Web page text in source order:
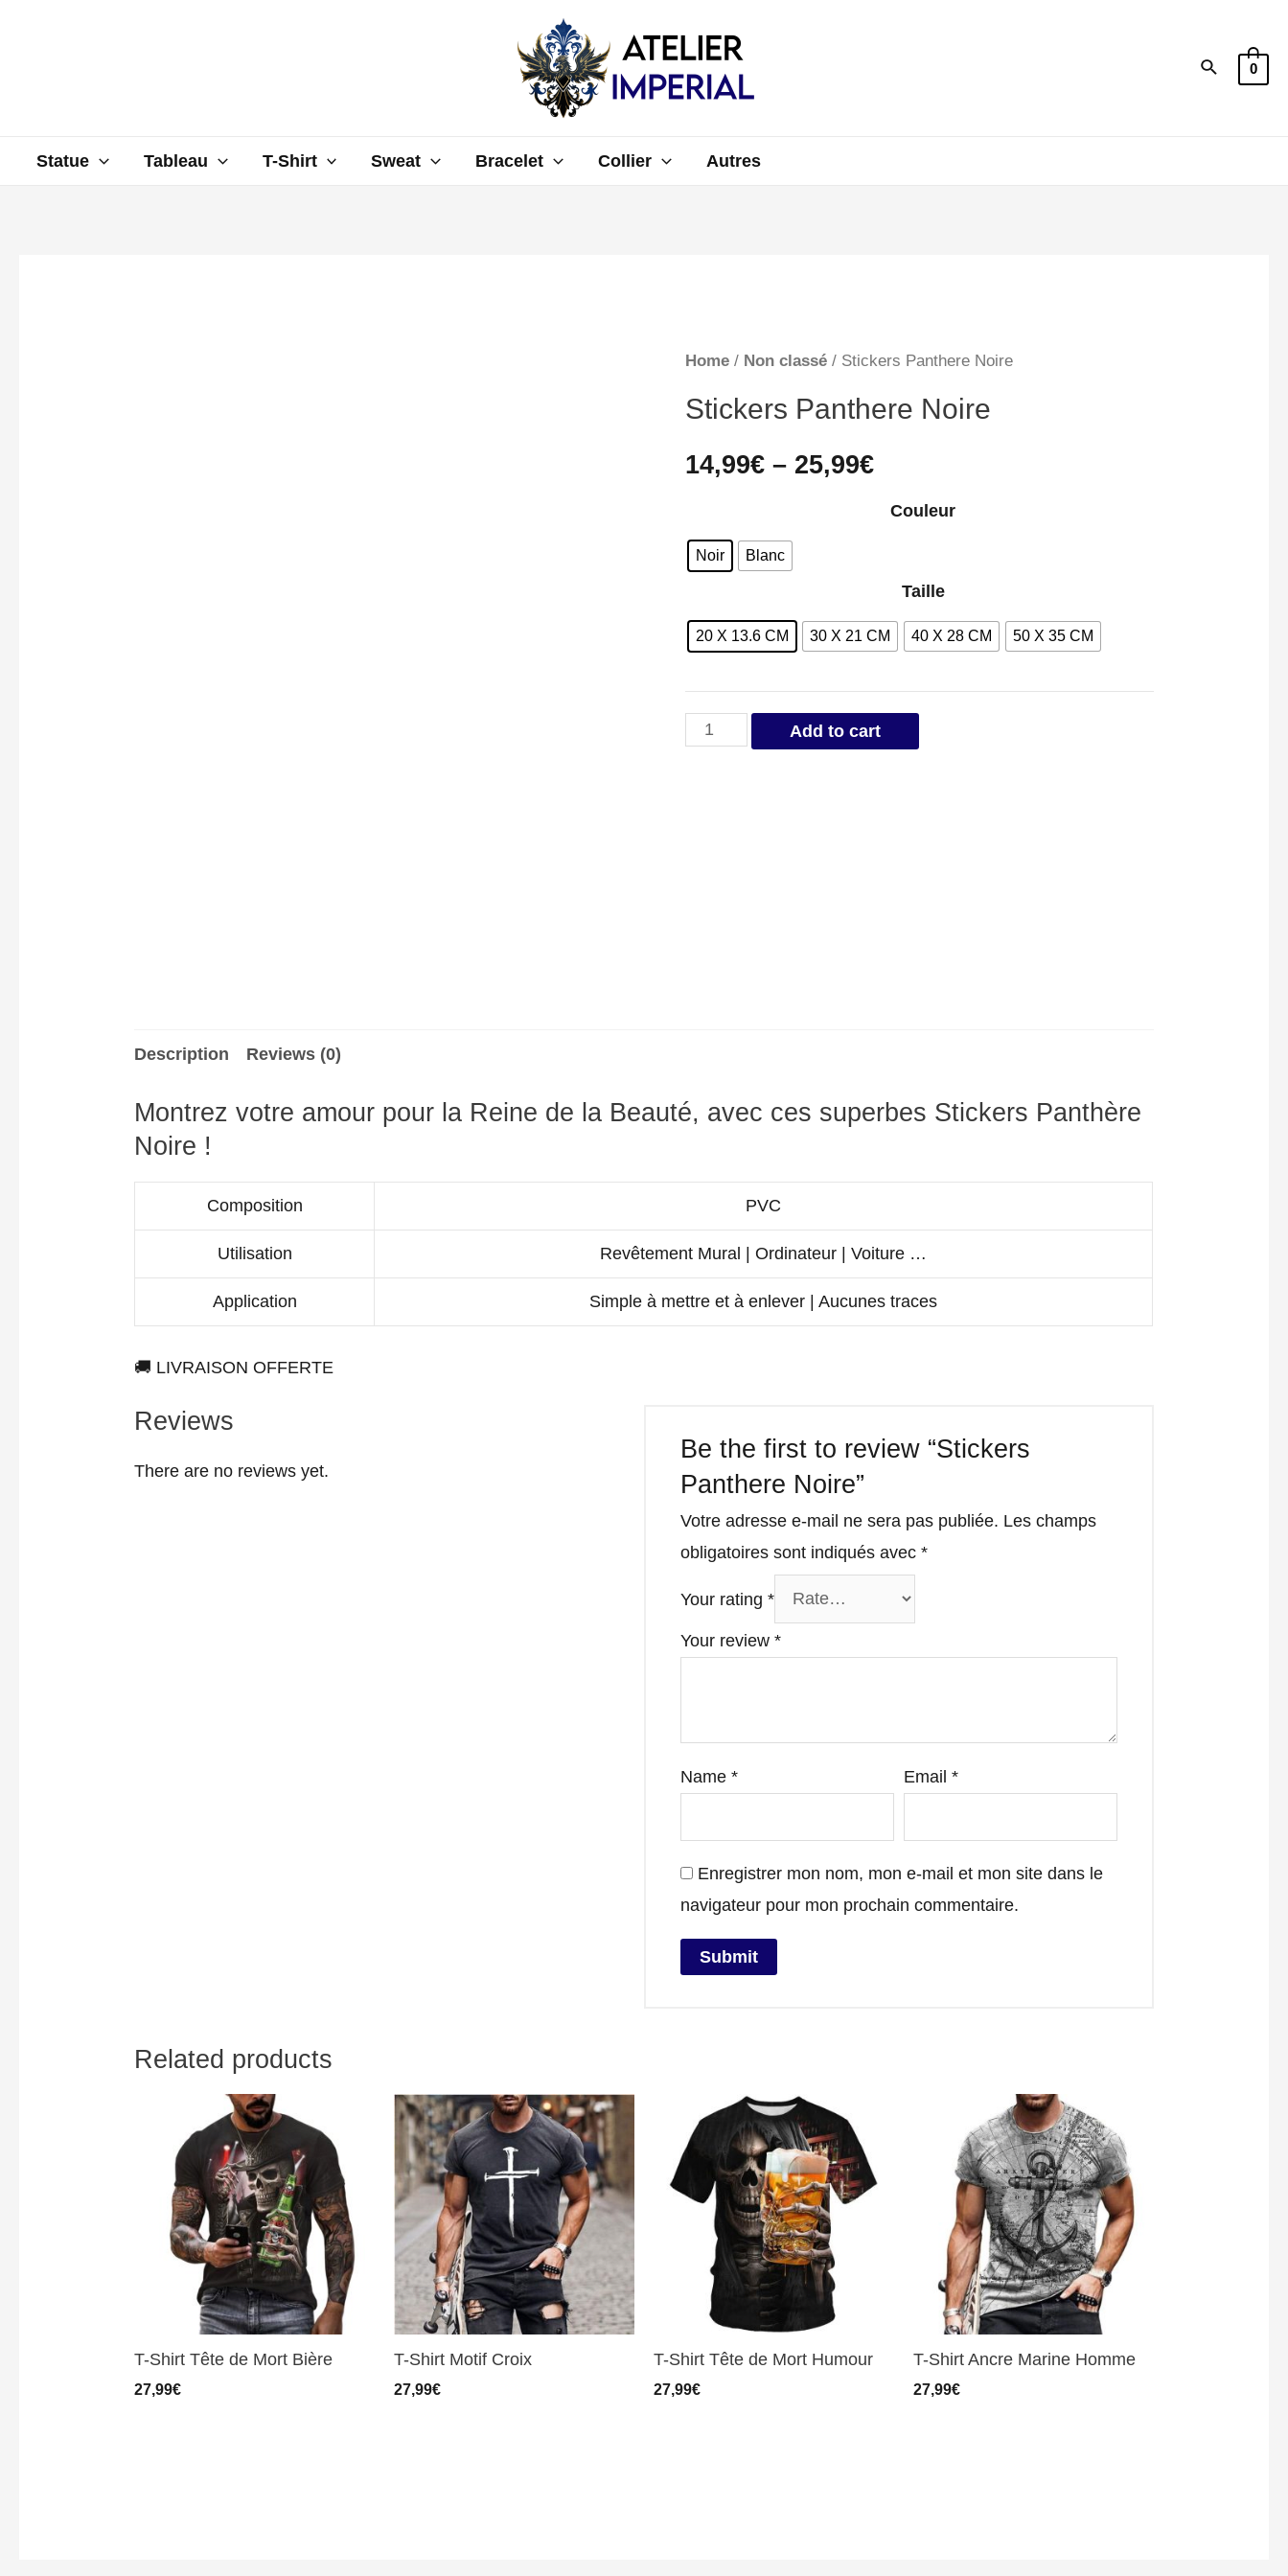
0
Statue Tableau T-Shirt Sweat Bracelet Collier Autres
Home/ Non classé/ Stickers Panthere Noire
Stickers Panthere Noire
14,99€– 25,99€
Couleur
Noir Blanc
Taille
20 X 13.6 CM 30 X 21 CM 40 X 28 CM 50 X 35 CM
Stickers
Add to cart
Description Reviews (0)
Montrez votre amour pour la Reine de la Beauté, avec ces superbes Stickers Panthère
Noire !
Composition PVC
Utilisation Revêtement Mural | Ordinateur | Voiture …
Application Simple à mettre et à enlever | Aucunes traces
🚚 LIVRAISON OFFERTE
Reviews
There are no reviews yet.
Be the first to review “Stickers
Panthere Noire”
Votre adresse e-mail ne sera pas publiée. Les champs
obligatoires sont indiqués avec *
Your rating *
Your review *
Name * Email *
Enregistrer mon nom, mon e-mail et mon site dans le
navigateur pour mon prochain commentaire.
Related products
T-Shirt Tête de Mort Bière
27,99€
T-Shirt Motif Croix
27,99€
T-Shirt Tête de Mort Humour
27,99€
T-Shirt Ancre Marine Homme
27,99€